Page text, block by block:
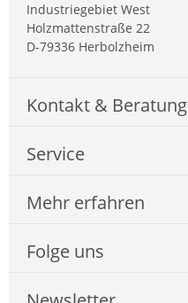
Industriegebiet West
Holzmattenstraße 22
D-79336 Herbolzheim
Kontakt & Beratung
Service
Mehr erfahren
Folge uns